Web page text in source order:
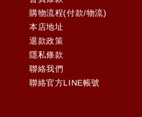
購物流程(付款/物流)
本店地址
退款政策
隱私條款
聯絡我們
聯絡官方LINE帳號